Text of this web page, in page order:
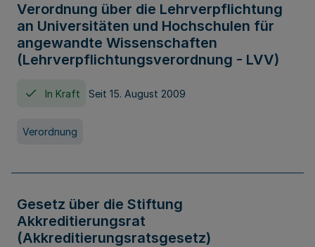
Verordnung über die Lehrverpflichtung
an Universitäten und Hochschulen für
angewandte Wissenschaften
(Lehrverpflichtungsverordnung - LVV)
In Kraft Seit 15. August 2009
Verordnung
Gesetz über die Stiftung
Akkreditierungsrat
(Akkreditierungsratsgesetz)